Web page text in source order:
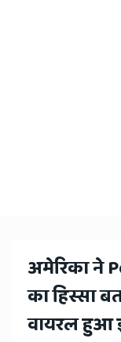
अमेरिका ने
का हिस्सा
वायरल हुआ